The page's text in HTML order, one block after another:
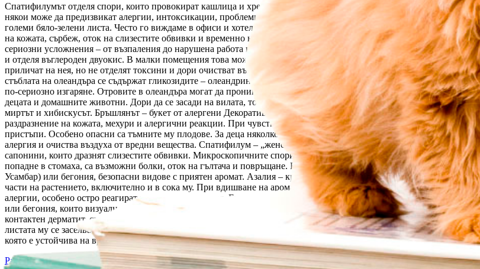
Спатифилумът отделя спори, които провокират кашлица и хрема Красивите листа и цветове и зелената
някои може да предизвикат алергии, интоксикации, проблеми със съня и дори нарушения на сърдечния ритъм.
големи бяло-зелени листа. Често го виждаме в офиси и хотели. Но сокът от дифенбахия съдържа кристали
на кожата, сърбеж, оток на слизестите обвивки и временно нарушаване на зрението. Ако сокът й попадне в малка
сериозни усложнения – от възпаления до нарушена работа на бъбреците. Дифенбахията дори без пряк контакт
и отделя въглероден двуокис. В малки помещения това може да предизвика лека хипоксия, сънливост и
приличат на нея, но не отделят токсини и дори очистват въздуха. Олеандърът крие опасност Белите и розовите му
стъблата на олеандъра се съдържат гликозидите – олеандрин и корнерин. Дори малко количество сок от тях може
по-сериозно изгаряне. Отровите в олеандъра могат да проникват дори през неувредена кожа и да предизвикат
децата и домашните животни. Дори да се засади на вилата, токсините на олеандъра не изчезват, а се
миртът и хибискусът. Бръшлянът – букет от алергени Декоративният бръшлян често украсява стени и балкони, но
раздразнение на кожата, мехури и алергични реакции. При чувствителни хора дори лекият контакт с бръшлян
пристъпи. Особено опасни са тъмните му плодове. За деца няколко от тях могат да бъдат смъртоносна доза.
алергия и очиства въздуха от вредни вещества. Спатифилум – „женско щастие“ със странични ефекти
сапонини, които дразнят слизестите обвивки. Микроскопичните спори, отделяни от него, може да предизвикат у
попадне в стомаха, са възможни болки, оток на гълтача и повръщане. Въпреки че външният вид на растението е
Усамбар) или бегония, безопасни видове с приятен аромат. Азалия – красота с нервотоксин Азалията съдържа
части на растението, включително и в сока му. При вдишване на ароматните пари на азалията са възможни
алергии, особено остро реагират на аромата на азалия. Етеричните съединения – пинен, лимонен, камфора,
или бегония, които визуално си приличат, но са напълно безопасни. Фикусът – декоративен дразнител Фикусът е
контактен дерматит, сърбеж и почервеняване на кожата. При слънчева светлина реакцията се засилва и се
листата му се заселват насекоми вредители, а продуктите от жизнената им дейност се смесват с домашния прах и
която е устойчива на вредители, безопасна за деца и животни. Ирина Тяпкова
Разгледай→